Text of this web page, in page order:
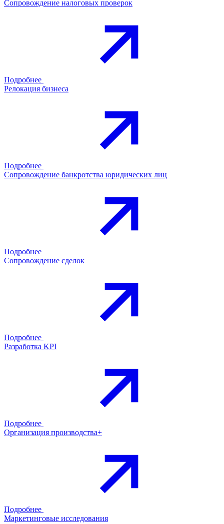
Сопровождение налоговых проверок
Подробнее
Релокация бизнеса
Подробнее
Сопровождение банкротства юридических лиц
Подробнее
Сопровождение сделок
Подробнее
Разработка KPI
Подробнее
Организация производства+
Подробнее
Маркетинговые исследования